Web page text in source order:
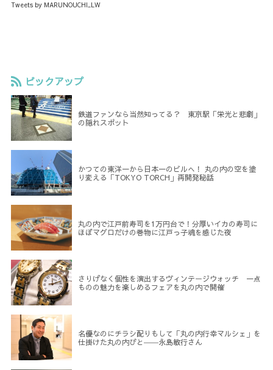
Tweets by MARUNOUCHI_LW
ピックアップ
鉄道ファンなら当然知ってる？ 東京駅「栄光と悲劇」
の隠れスポット
かつての東洋一から日本一のビルへ！ 丸の内の空を塗
り変える「TOKYO TORCH」再開発秘話
丸の内で江戸前寿司を1万円台で！分厚いイカの寿司に
ほぼマグロだけの巻物に江戸っ子魂を感じた夜
さりげなく個性を演出するヴィンテージウォッチ 一点
ものの魅力を楽しめるフェアを丸の内で開催
名優なのにチラシ配りもして「丸の内行幸マルシェ」を
仕掛けた丸の内びと――永島敏行さん